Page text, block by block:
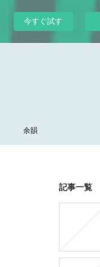
今すぐ試す
余韻
記事一覧